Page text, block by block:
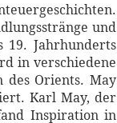
und
19. Jahrhunderts
in verschiedene
des Orients. May
Karl May, der
Inspiration in